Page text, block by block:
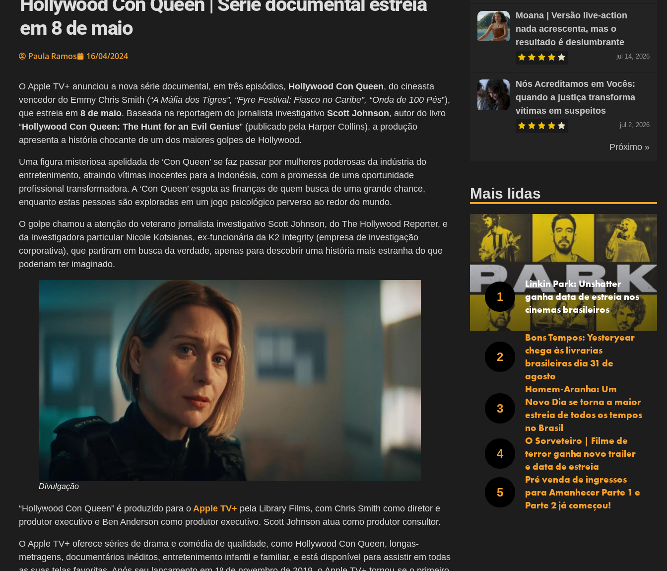
em 8 de maio
Paula Ramos 16/04/2024
O Apple TV+ anunciou a nova série documental, em três episódios, Hollywood Con Queen, do cineasta
vencedor do Emmy Chris Smith (“A Máfia dos Tigres”, “Fyre Festival: Fiasco no Caribe”, “Onda de 100 Pés”),
que estreia em 8 de maio. Baseada na reportagem do jornalista investigativo Scott Johnson, autor do livro
“Hollywood Con Queen: The Hunt for an Evil Genius” (publicado pela Harper Collins), a produção
apresenta a história chocante de um dos maiores golpes de Hollywood.
Uma figura misteriosa apelidada de ‘Con Queen’ se faz passar por mulheres poderosas da indústria do
entretenimento, atraindo vítimas inocentes para a Indonésia, com a promessa de uma oportunidade
profissional transformadora. A ‘Con Queen’ esgota as finanças de quem busca de uma grande chance,
enquanto estas pessoas são exploradas em um jogo psicológico perverso ao redor do mundo.
O golpe chamou a atenção do veterano jornalista investigativo Scott Johnson, do The Hollywood Reporter, e
da investigadora particular Nicole Kotsianas, ex-funcionária da K2 Integrity (empresa de investigação
corporativa), que partiram em busca da verdade, apenas para descobrir uma história mais estranha do que
poderiam ter imaginado.
Divulgação
“Hollywood Con Queen” é produzido para o Apple TV+ pela Library Films, com Chris Smith como diretor e
produtor executivo e Ben Anderson como produtor executivo. Scott Johnson atua como produtor consultor.
O Apple TV+ oferece séries de drama e comédia de qualidade, como Hollywood Con Queen, longas-
metragens, documentários inéditos, entretenimento infantil e familiar, e está disponível para assistir em todas
Moana | Versão live-action
nada acrescenta, mas o
resultado é deslumbrante
jul 14, 2026
Nós Acreditamos em Vocês:
quando a justiça transforma
vítimas em suspeitos
jul 2, 2026
Próximo »
Mais lidas
Linkin Park: Unshatter
ganha data de estreia nos
cinemas brasileiros
Bons Tempos: Yesteryear
chega às livrarias
brasileiras dia 31 de
agosto
Homem-Aranha: Um
Novo Dia se torna a maior
estreia de todos os tempos
no Brasil
O Sorveteiro | Filme de
terror ganha novo trailer
e data de estreia
Pré venda de ingressos
para Amanhecer Parte 1 e
Parte 2 já começou!